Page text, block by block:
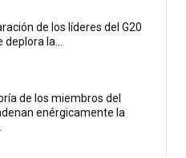
de los líderes del G20
la...
de los miembros del
enérgicamente la